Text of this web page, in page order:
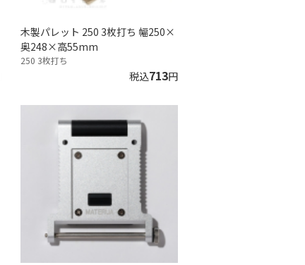
木製パレット 250 3枚打ち 幅250×
奥248×高55mm
250 3枚打ち
税込713円